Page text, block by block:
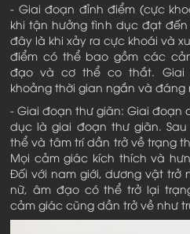
- Giai đoạn đỉnh điểm (cực
khi tận hưởng tình dục đạt
đây là khi xảy ra cực khoái và
điểm có thể bao gồm các
đạo và cơ thể co thắt. Giai
khoảng thời gian ngắn và đáng
- Giai đoạn thư giãn: Giai đoạn
dục là giai đoạn thư giãn.
thể và tâm trí dần trở về trạng
Mọi cảm giác kích thích và
Đối với nam giới, dương vật trở
nữ, âm đạo có thể trở lại
cảm giác cũng dần trở về như